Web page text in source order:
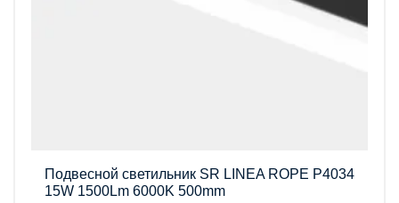
Подвесной светильник SR LINEA ROPE P4034
15W 1500Lm 6000K 500mm